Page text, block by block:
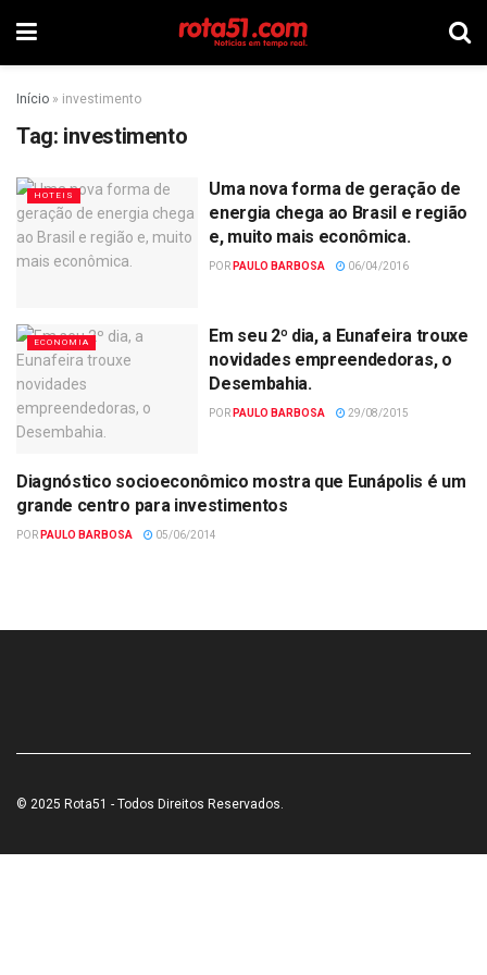
Início » investimento
Tag: investimento
HOTEIS
Uma nova forma de geração de
energia chega ao Brasil e região
e, muito mais econômica.
POR PAULO BARBOSA 06/04/2016
ECONOMIA
Em seu 2º dia, a Eunafeira trouxe
novidades empreendedoras, o
Desembahia.
POR PAULO BARBOSA 29/08/2015
ADMINISTRAÇÃO
Diagnóstico socioeconômico mostra que Eunápolis é um
grande centro para investimentos
POR PAULO BARBOSA 05/06/2014
© 2025 Rota51 - Todos Direitos Reservados.